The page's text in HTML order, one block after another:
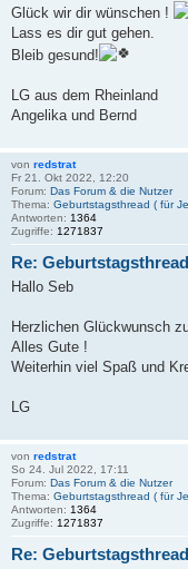
Glück wir dir wünschen !
Lass es dir gut gehen.
Bleib gesund!
LG aus dem Rheinland
Angelika und Bernd
von redstrat
Fr 21. Okt 2022, 12:20
Forum: Das Forum & die Nutzer
Thema: Geburtstagsthread ( für
Antworten: 1364
Zugriffe: 1271837
Re:
Hallo Seb
Herzlichen Glückwunsch
Alles Gute !
Weiterhin viel Spaß und
LG
von redstrat
So 24. Jul 2022, 17:11
Forum: Das Forum & die Nutzer
Thema: Geburtstagsthread ( für
Antworten: 1364
Zugriffe: 1271837
Re: